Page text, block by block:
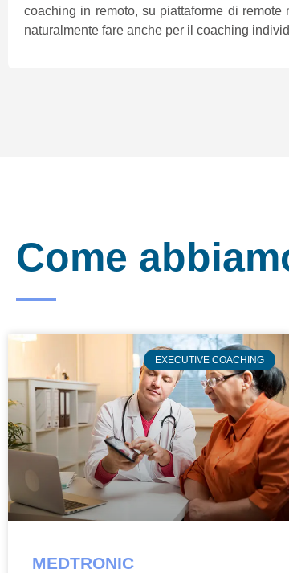
coaching in remoto, su piattaforme di
naturalmente fare anche per il coaching
Come
EXECUTIVE COACHING
MEDTRONIC